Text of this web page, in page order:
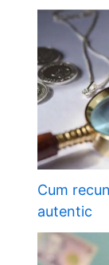
Cum
autentic